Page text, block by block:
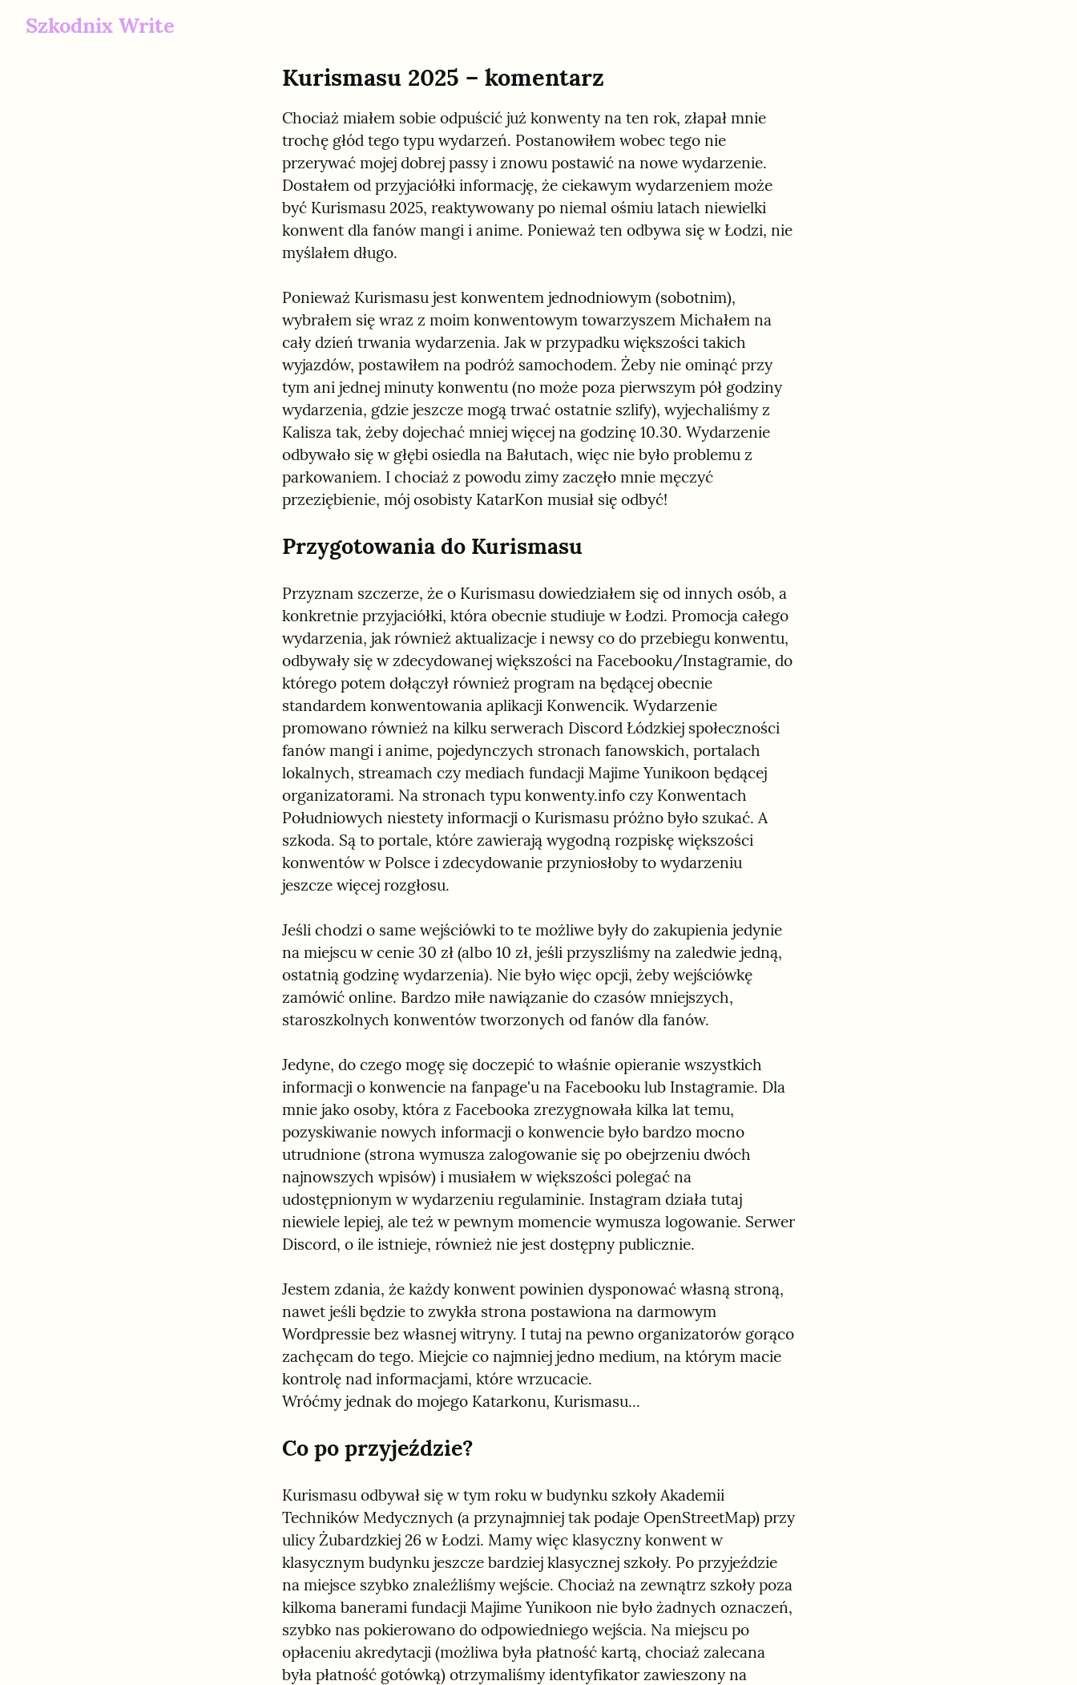
Szkodnix Write
Kurismasu 2025 – komentarz
Chociaż miałem sobie odpuścić już konwenty na ten rok, złapał mnie
trochę głód tego typu wydarzeń. Postanowiłem wobec tego nie
przerywać mojej dobrej passy i znowu postawić na nowe wydarzenie.
Dostałem od przyjaciółki informację, że ciekawym wydarzeniem może
być Kurismasu 2025, reaktywowany po niemal ośmiu latach niewielki
konwent dla fanów mangi i anime. Ponieważ ten odbywa się w Łodzi, nie
myślałem długo.
Ponieważ Kurismasu jest konwentem jednodniowym (sobotnim),
wybrałem się wraz z moim konwentowym towarzyszem Michałem na
cały dzień trwania wydarzenia. Jak w przypadku większości takich
wyjazdów, postawiłem na podróż samochodem. Żeby nie ominąć przy
tym ani jednej minuty konwentu (no może poza pierwszym pół godziny
wydarzenia, gdzie jeszcze mogą trwać ostatnie szlify), wyjechaliśmy z
Kalisza tak, żeby dojechać mniej więcej na godzinę 10.30. Wydarzenie
odbywało się w głębi osiedla na Bałutach, więc nie było problemu z
parkowaniem. I chociaż z powodu zimy zaczęło mnie męczyć
przeziębienie, mój osobisty KatarKon musiał się odbyć!
Przygotowania do Kurismasu
Przyznam szczerze, że o Kurismasu dowiedziałem się od innych osób, a
konkretnie przyjaciółki, która obecnie studiuje w Łodzi. Promocja całego
wydarzenia, jak również aktualizacje i newsy co do przebiegu konwentu,
odbywały się w zdecydowanej większości na Facebooku/Instagramie, do
którego potem dołączył również program na będącej obecnie
standardem konwentowania aplikacji Konwencik. Wydarzenie
promowano również na kilku serwerach Discord Łódzkiej społeczności
fanów mangi i anime, pojedynczych stronach fanowskich, portalach
lokalnych, streamach czy mediach fundacji Majime Yunikoon będącej
organizatorami. Na stronach typu konwenty.info czy Konwentach
Południowych niestety informacji o Kurismasu próżno było szukać. A
szkoda. Są to portale, które zawierają wygodną rozpiskę większości
konwentów w Polsce i zdecydowanie przyniosłoby to wydarzeniu
jeszcze więcej rozgłosu.
Jeśli chodzi o same wejściówki to te możliwe były do zakupienia jedynie
na miejscu w cenie 30 zł (albo 10 zł, jeśli przyszliśmy na zaledwie jedną,
ostatnią godzinę wydarzenia). Nie było więc opcji, żeby wejściówkę
zamówić online. Bardzo miłe nawiązanie do czasów mniejszych,
staroszkolnych konwentów tworzonych od fanów dla fanów.
Jedyne, do czego mogę się doczepić to właśnie opieranie wszystkich
informacji o konwencie na fanpage'u na Facebooku lub Instagramie. Dla
mnie jako osoby, która z Facebooka zrezygnowała kilka lat temu,
pozyskiwanie nowych informacji o konwencie było bardzo mocno
utrudnione (strona wymusza zalogowanie się po obejrzeniu dwóch
najnowszych wpisów) i musiałem w większości polegać na
udostępnionym w wydarzeniu regulaminie. Instagram działa tutaj
niewiele lepiej, ale też w pewnym momencie wymusza logowanie. Serwer
Discord, o ile istnieje, również nie jest dostępny publicznie.
Jestem zdania, że każdy konwent powinien dysponować własną stroną,
nawet jeśli będzie to zwykła strona postawiona na darmowym
Wordpressie bez własnej witryny. I tutaj na pewno organizatorów gorąco
zachęcam do tego. Miejcie co najmniej jedno medium, na którym macie
kontrolę nad informacjami, które wrzucacie.
Wróćmy jednak do mojego Katarkonu, Kurismasu...
Co po przyjeździe?
Kurismasu odbywał się w tym roku w budynku szkoły Akademii
Techników Medycznych (a przynajmniej tak podaje OpenStreetMap) przy
ulicy Żubardzkiej 26 w Łodzi. Mamy więc klasyczny konwent w
klasycznym budynku jeszcze bardziej klasycznej szkoły. Po przyjeździe
na miejsce szybko znaleźliśmy wejście. Chociaż na zewnątrz szkoły poza
kilkoma banerami fundacji Majime Yunikoon nie było żadnych oznaczeń,
szybko nas pokierowano do odpowiedniego wejścia. Na miejscu po
opłaceniu akredytacji (możliwa była płatność kartą, chociaż zalecana
była płatność gotówką) otrzymaliśmy identyfikator zawieszony na